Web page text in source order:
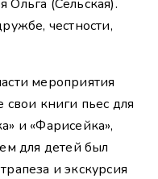
(Сельская).
честности,
мероприятия
свои книги пьес для
и «Фарисейка»,
для детей был
и экскурсия